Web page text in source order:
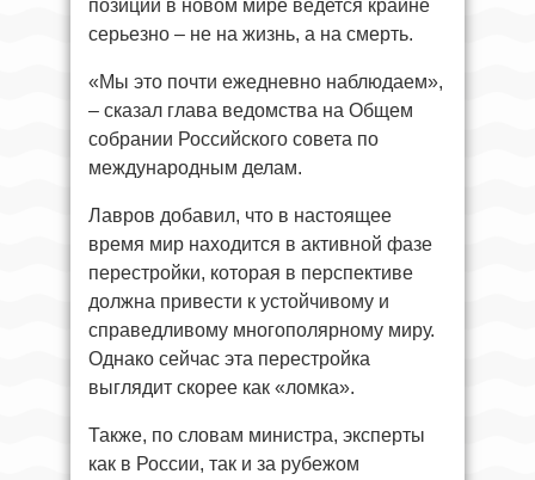
позиции в новом мире ведется крайне
серьезно – не на жизнь, а на смерть.
«Мы это почти ежедневно наблюдаем»,
– сказал глава ведомства на Общем
собрании Российского совета по
международным делам.
Лавров добавил, что в настоящее
время мир находится в активной фазе
перестройки, которая в перспективе
должна привести к устойчивому и
справедливому многополярному миру.
Однако сейчас эта перестройка
выглядит скорее как «ломка».
Также, по словам министра, эксперты
как в России, так и за рубежом